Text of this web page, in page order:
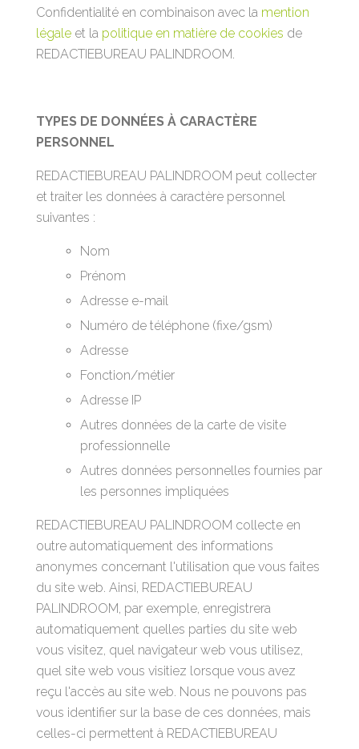
Confidentialité en combinaison avec la mention
légale et la politique en matière de cookies de
REDACTIEBUREAU PALINDROOM.
TYPES DE DONNÉES À CARACTÈRE
PERSONNEL
REDACTIEBUREAU PALINDROOM peut collecter
et traiter les données à caractère personnel
suivantes :
Nom
Prénom
Adresse e-mail
Numéro de téléphone (fixe/gsm)
Adresse
Fonction/métier
Adresse IP
Autres données de la carte de visite
professionnelle
Autres données personnelles fournies par
les personnes impliquées
REDACTIEBUREAU PALINDROOM collecte en
outre automatiquement des informations
anonymes concernant l'utilisation que vous faites
du site web. Ainsi, REDACTIEBUREAU
PALINDROOM, par exemple, enregistrera
automatiquement quelles parties du site web
vous visitez, quel navigateur web vous utilisez,
quel site web vous visitiez lorsque vous avez
reçu l'accès au site web. Nous ne pouvons pas
vous identifier sur la base de ces données, mais
celles-ci permettent à REDACTIEBUREAU